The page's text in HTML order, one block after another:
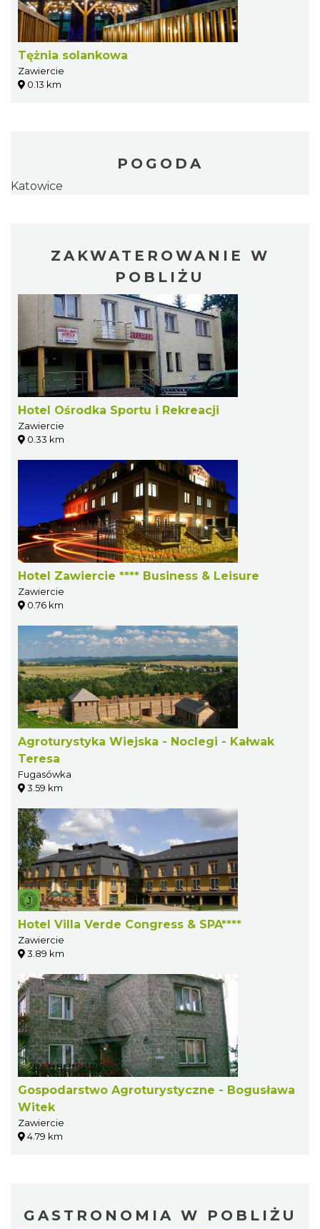
Tężnia solankowa
Zawiercie
0.13 km
POGODA
Katowice
ZAKWATEROWANIE W
POBLIŻU
Hotel Ośrodka Sportu i Rekreacji
Zawiercie
0.33 km
Hotel Zawiercie **** Business & Leisure
Zawiercie
0.76 km
Agroturystyka Wiejska - Noclegi - Kałwak
Teresa
Fugasówka
3.59 km
Hotel Villa Verde Congress & SPA****
Zawiercie
3.89 km
Gospodarstwo Agroturystyczne - Bogusława
Witek
Zawiercie
4.79 km
GASTRONOMIA W POBLIŻU